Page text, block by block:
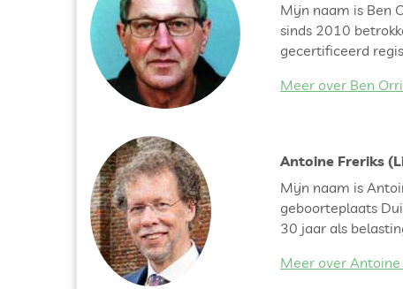
Mijn naam is Ben
sinds 2010
gecertificeerd
Meer over Ben
Antoine Freriks
Mijn naam is
geboorteplaats
30 jaar als
Meer over Antoine